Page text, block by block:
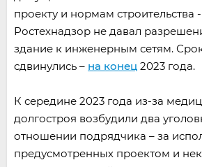
проекту и нормам строительства
Ростехнадзор не давал
здание к инженерным сетям.
сдвинулись – на конец 2023 года.
К середине 2023 года из-за
долгостроя возбудили два
отношении подрядчика – за
предусмотренных проектом и